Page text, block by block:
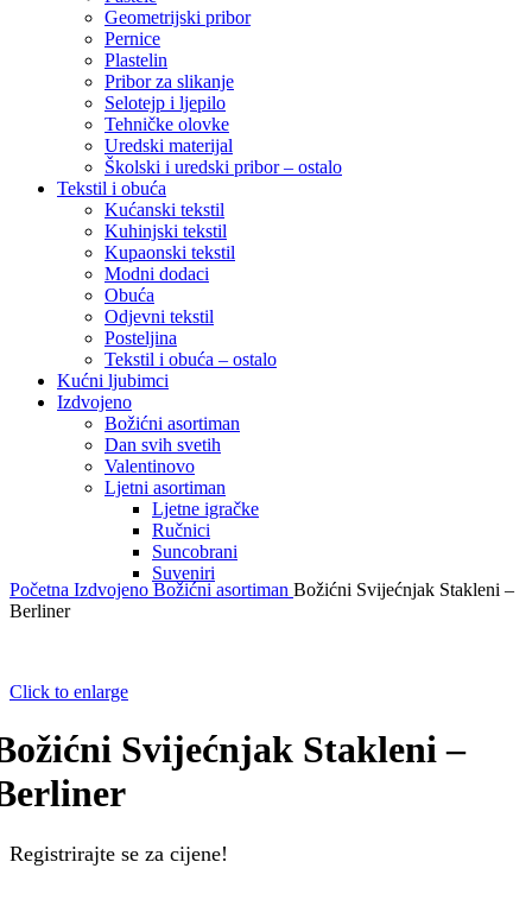
Geometrijski pribor
Pernice
Plastelin
Pribor za slikanje
Selotejp i ljepilo
Tehničke olovke
Uredski materijal
Školski i uredski pribor – ostalo
Tekstil i obuća
Kućanski tekstil
Kuhinjski tekstil
Kupaonski tekstil
Modni dodaci
Obuća
Odjevni tekstil
Posteljina
Tekstil i obuća – ostalo
Kućni ljubimci
Izdvojeno
Božićni asortiman
Dan svih svetih
Valentinovo
Ljetni asortiman
Ljetne igračke
Ručnici
Suncobrani
Suveniri
Početna Izdvojeno Božićni asortiman Božićni Svijećnjak Stakleni –
Berliner
Click to enlarge
Svijećnjak Stakleni –
Registrirajte se za cijene!